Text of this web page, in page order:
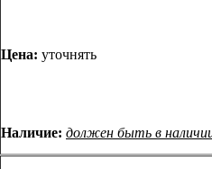
Цена: уточнять
Наличие: должен быть в